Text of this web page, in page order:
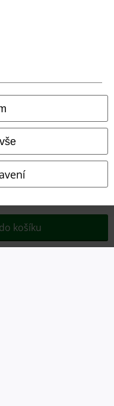
košíku